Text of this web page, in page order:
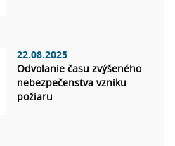
22.08.2025
Odvolanie času zvýšeného
nebezpečenstva vzniku
požiaru